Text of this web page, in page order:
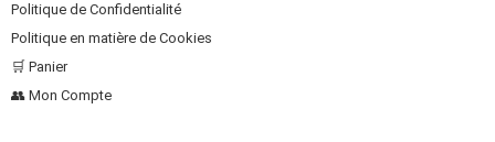
Politique de Confidentialité
Politique en matière de Cookies
🛒 Panier
👥 Mon Compte